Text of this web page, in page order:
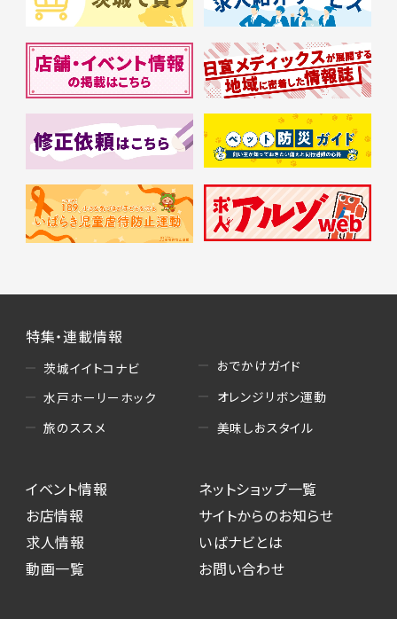
特集・連載情報
茨城イイトコナビ
水戸ホーリーホック
旅のススメ
おでかけガイド
オレンジリボン運動
美味しおスタイル
イベント情報
お店情報
求人情報
動画一覧
ネットショップ一覧
サイトからのお知らせ
いばナビとは
お問い合わせ